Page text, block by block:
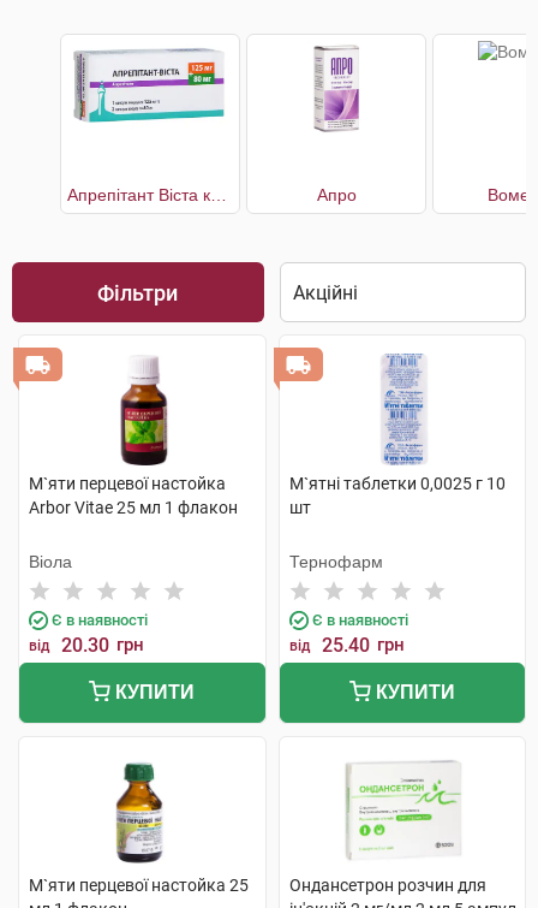
Апро
Фільтри
М`яти перцевої настойка
Arbor Vitae 25 мл 1 флакон
Віола
Є в наявності
від 20.30 грн
КУПИТИ
М`ятні таблетки 0,0025 г 10
шт
Тернофарм
Є в наявності
від 25.40 грн
КУПИТИ
М`яти перцевої настойка 25
Ондансетрон розчин для